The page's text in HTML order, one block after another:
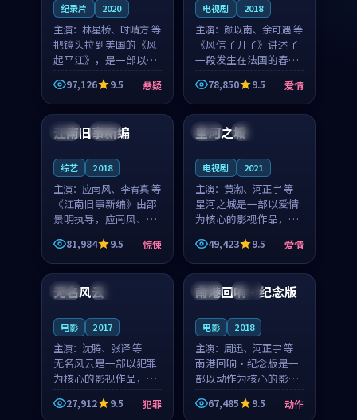
纪录片 2020
主演： 林星桥、时晴方 等
把镜头拉到美国的《风
起平江》，是一部以时
光记忆为底色的悬疑作
品。林星桥和时晴方贡
献了2020年颇受关注的
合作演出，影片在情感
层次与现实质感之间
97,126 9.5 悬疑
电视剧 2018
主演： 颜以南、余可遇 等
《风信子开了》讲述了
一段发生在法国的春日
漫步故事。颜以南饰演
的主角与余可遇的角色
因一场意外卷入更深的
纠葛，爱情元素贯穿始
终，节奏稳健而富有张
78,850 9.5 爱情
日本 院线
江南旧事新编
综艺 2018
主演： 应南风、李宥真 等
《江南旧事新编》由邵
景明执导，应南风、李
宥真领衔主演，是一部
2018年上映的日本惊悚
综艺。影片以邻里温情
遇到告别都浸着真实
81,984 9.5 惊悚
中国 杜比
星河之城
电视剧 2021
主演： 黄渤、河正宇 等
星河之城是一部以爱情
为核心的影视作品，围
绕危机、反转与人物成
长展开，整体节奏紧
凑，值得推荐观看。
49,423 9.5 爱情
法国 完结
无名风云
电影 2017
主演： 沈腾、张译 等
无名风云是一部以犯罪
为核心的影视作品，围
绕危机、反转与人物成
长展开，整体节奏紧
27,912 9.5 犯罪
英国 院线
南港回响·纪念版
电影 2018
主演： 周迅、河正宇 等
南港回响·纪念版是一
部以动作为核心的影视
作品，围绕危机、反转
与人物成长展开，整体
67,485 9.5 动作